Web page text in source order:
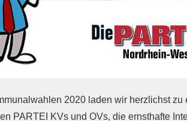
2020 laden wir herzlichst
PARTEI KVs und OVs, die ernsthafte